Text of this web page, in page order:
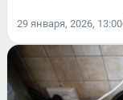
29 января, 2026, 13:00